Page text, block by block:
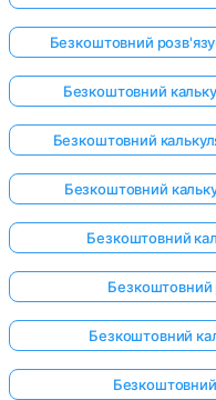
Безкоштовний
Безкоштовний
Безкоштовний
Безкоштовний
Безкоштовний
Безкоштовний
Безкоштовний